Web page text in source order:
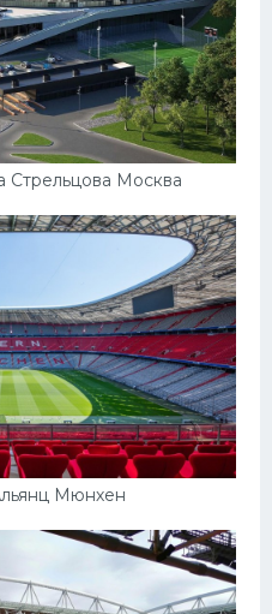
Стрельцова Москва
Мюнхен